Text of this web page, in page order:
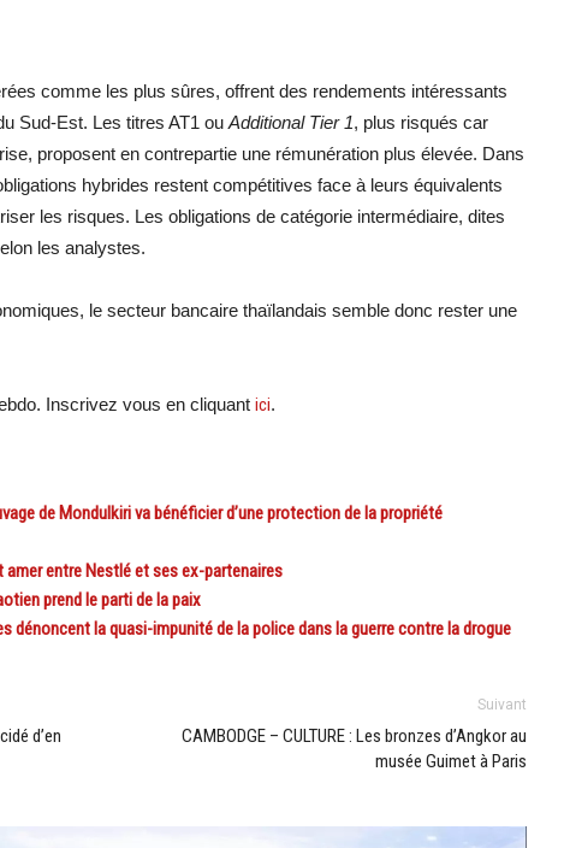
comme les plus sûres, offrent des rendements intéressants
Sud-Est. Les titres AT1 ou Additional Tier 1, plus risqués car
proposent en contrepartie une rémunération plus élevée. Dans
hybrides restent compétitives face à leurs équivalents
les risques. Les obligations de catégorie intermédiaire, dites
les analystes.
le secteur bancaire thaïlandais semble donc rester une
Inscrivez vous en cliquant ici.
de Mondulkiri va bénéficier d’une protection de la propriété
amer entre Nestlé et ses ex-partenaires
prend le parti de la paix
dénoncent la quasi-impunité de la police dans la guerre contre la drogue
d’en
Suivant
CAMBODGE – CULTURE : Les bronzes d’Angkor au
musée Guimet à Paris